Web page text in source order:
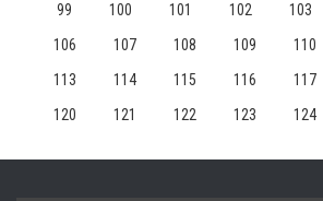
99
100 101 102 103
106
107 108 109 110
113
114 115 116 117
120
121 122 123 124